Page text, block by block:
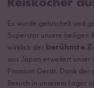
Reiskocher
Es wurde getuschelt und
Superstar unsere heiligen
wirklich der berühmte
aus Japan erweitert unser
Premium Gerät. Dank der
Besuch in unserem Lager